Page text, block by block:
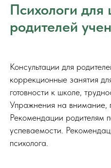
Психологи для
родителей
Консультации для
коррекционные занятия
готовности к школе,
Упражнения на внимание,
Рекомендации родителям
успеваемости.
психолога.